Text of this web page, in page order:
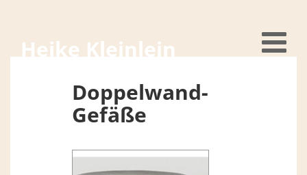
Heike Kleinlein
Doppelwand-
Gefäße